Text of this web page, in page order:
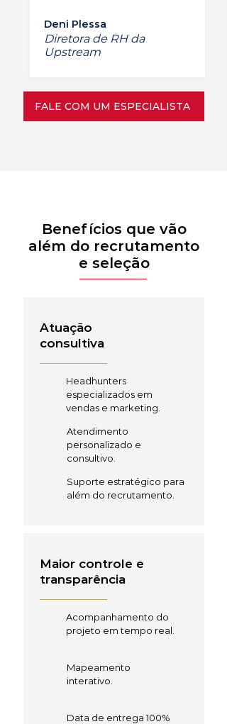
Deni Plessa
Diretora de RH da
Upstream
FALE COM UM ESPECIALISTA
Benefícios que vão
além do recrutamento
e seleção
Atuação
consultiva
Headhunters
especializados em
vendas e marketing.
Atendimento
personalizado e
consultivo.
Suporte estratégico para
além do recrutamento.
Maior controle e
transparência
Acompanhamento do
projeto em tempo real.
Mapeamento
interativo.
Data de entrega 100%